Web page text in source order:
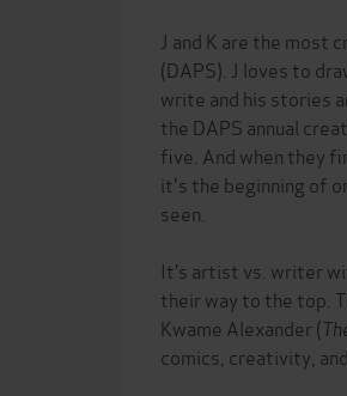
J and K are the most
(DAPS). J loves to
write and his stories
the DAPS annual
five. And when they
it's the beginning of
seen.
It’s artist vs. writer
their way to the top.
Kwame Alexander (